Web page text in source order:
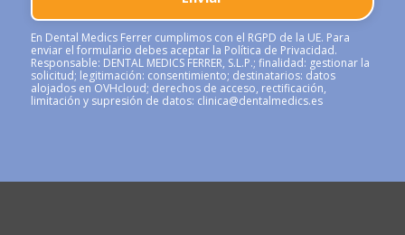
En Dental Medics Ferrer cumplimos con el RGPD de la UE. Para
enviar el formulario debes aceptar la Política de Privacidad.
Responsable: DENTAL MEDICS FERRER, S.L.P.; finalidad: gestionar la
solicitud; legitimación: consentimiento; destinatarios: datos
alojados en OVHcloud; derechos de acceso, rectificación,
limitación y supresión de datos: clinica@dentalmedics.es